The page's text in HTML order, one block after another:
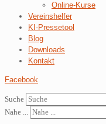
Online-Kurse
Vereinshelfer
KI-Pressetool
Blog
Downloads
Kontakt
Facebook
Suche
Nahe ...